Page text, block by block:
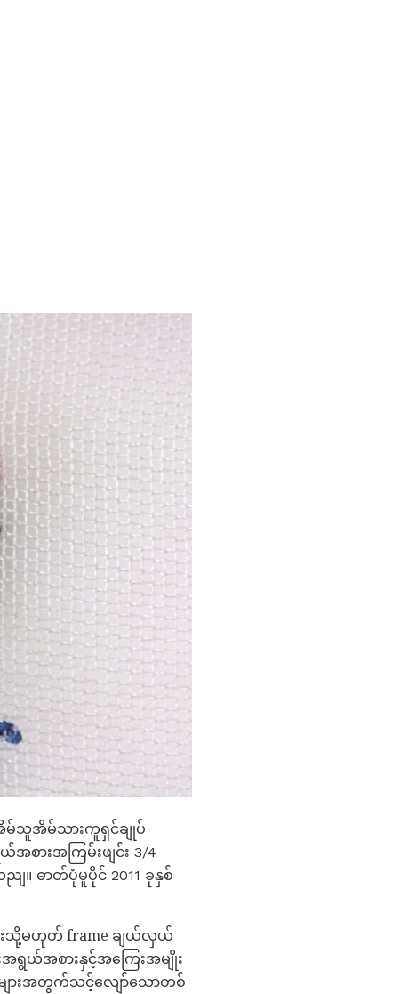
မ်သူအိမ်သားကူရှင်ချုပ်
ားအကြမ်းဖျင်း 3/4
။ ဓာတ်ပုံမူပိုင် 2011 ခုနှစ်
းသို့မဟုတ် frame ချယ်လှယ်
ရွယ်အစားနှင့်အကြေးအမျိုး
ျားအတွက်သင့်လျော်သောတစ်